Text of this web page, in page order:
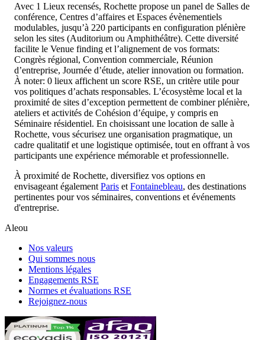
Avec 1 Lieux recensés, Rochette propose un panel de Salles de
conférence, Centres d’affaires et Espaces évènementiels
modulables, jusqu’à 220 participants en configuration plénière
selon les sites (Auditorium ou Amphithéâtre). Cette diversité
facilite le Venue finding et l’alignement de vos formats:
Congrès régional, Convention commerciale, Réunion
d’entreprise, Journée d’étude, atelier innovation ou formation.
À noter: 0 lieux affichent un score RSE, un critère utile pour
vos politiques d’achats responsables. L’écosystème local et la
proximité de sites d’exception permettent de combiner plénière,
ateliers et activités de Cohésion d’équipe, y compris en
Séminaire résidentiel. En choisissant une location de salle à
Rochette, vous sécurisez une organisation pragmatique, un
cadre qualitatif et une logistique optimisée, tout en offrant à vos
participants une expérience mémorable et professionnelle.
À proximité de Rochette, diversifiez vos options en
envisageant également Paris et Fontainebleau, des destinations
pertinentes pour vos séminaires, conventions et événements
d'entreprise.
Aleou
Nos valeurs
Qui sommes nous
Mentions légales
Engagements RSE
Normes et évaluations RSE
Rejoignez-nous